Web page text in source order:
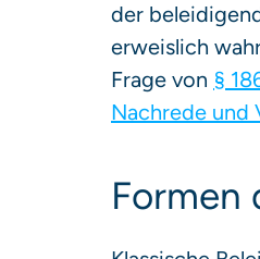
der
erweislich
Frage von §
Nachrede und
Formen